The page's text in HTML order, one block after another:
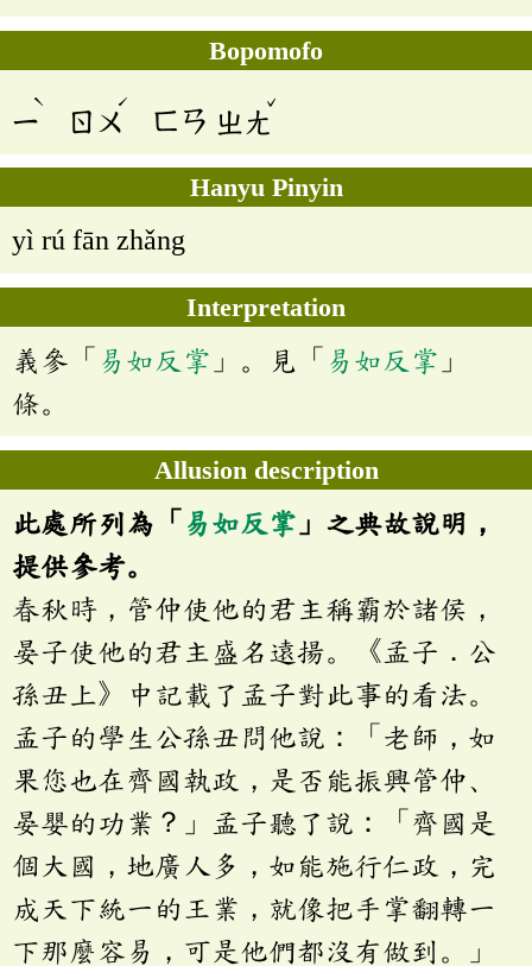
Bopomofo
ㄧ
ˋ
ㄖㄨ
ˊ
ㄈㄢ ㄓㄤ
ˇ
Hanyu Pinyin
yì rú fān zhǎng
Interpretation
義參「 易如反掌 」。見「 易如反掌 」
條。
Allusion description
此處所列為「 易如反掌 」之典故說明，
提供參考。
春秋時，管仲使他的君主稱霸於諸侯，
晏子使他的君主盛名遠揚。《孟子．公
孫丑上》中記載了孟子對此事的看法。
孟子的學生公孫丑問他說：「老師，如
果您也在齊國執政，是否能振興管仲、
晏嬰的功業？」孟子聽了說：「齊國是
個大國，地廣人多，如能施行仁政，完
成天下統一的王業，就像把手掌翻轉一
下那麼容易，可是他們都沒有做到。」